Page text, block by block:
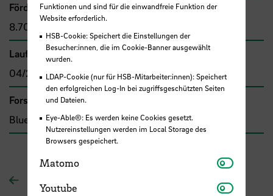
Förder- bzw. Auftragssumme
8.700,00 €
Laufzeit
04/2018 - 09/2019
Forschungs- und Transfercluster
Blue Sciences
Funktionen und sind für die einwandfreie Funktion der
Website erforderlich.
HSB-Cookie: Speichert die Einstellungen der
Besucher:innen, die im Cookie-Banner ausgewählt
wurden.
LDAP-Cookie (nur für HSB-Mitarbeiter:innen): Speichert
den erfolgreichen Log-In bei zugriffsgeschützten Seiten
und Dateien.
Eye-Able®: Es werden keine Cookies gesetzt.
Nutzereinstellungen werden im Local Storage des
Browsers gespeichert.
Matomo Matomo
Youtube Youtube